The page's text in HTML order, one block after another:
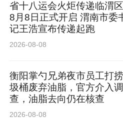
省十八运会火炬传递临渭
8月8日正式开启 渭南市委
记王浩宣布传递起跑
2026-08-08
衡阳掌勺兄弟夜市员工打
圾桶废弃油脂，官方介入调
查，油脂去向仍在核查
2026-08-08